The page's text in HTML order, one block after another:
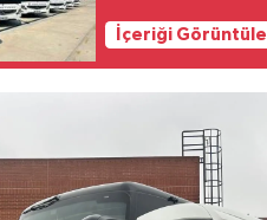
İçeriği Görüntüle